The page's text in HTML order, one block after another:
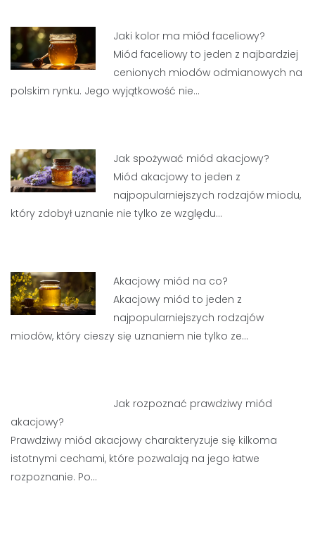
Jaki kolor ma miód faceliowy?
Miód faceliowy to jeden z najbardziej
cenionych miodów odmianowych na
polskim rynku. Jego wyjątkowość nie…
Jak spożywać miód akacjowy?
Miód akacjowy to jeden z
najpopularniejszych rodzajów miodu,
który zdobył uznanie nie tylko ze względu…
Akacjowy miód na co?
Akacjowy miód to jeden z
najpopularniejszych rodzajów
miodów, który cieszy się uznaniem nie tylko ze…
Jak rozpoznać prawdziwy miód
akacjowy?
Prawdziwy miód akacjowy charakteryzuje się kilkoma
istotnymi cechami, które pozwalają na jego łatwe
rozpoznanie. Po…